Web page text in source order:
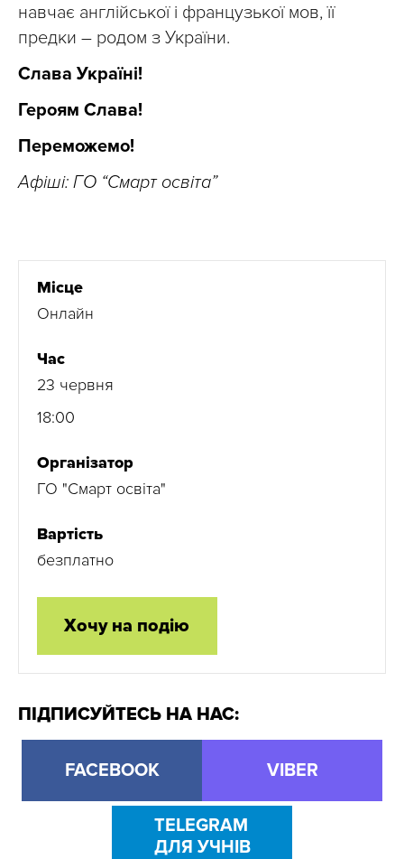
навчає англійської і французької мов, її
предки – родом з України.
Слава Україні!
Героям Слава!
Переможемо!
Афіші: ГО “Смарт освіта”
Місце
Онлайн
Час
23 червня
18:00
Організатор
ГО "Смарт освіта"
Вартість
безплатно
Хочу на подію
ПІДПИСУЙТЕСЬ НА НАС:
FACEBOOK VIBER
TELEGRAM
ДЛЯ УЧНІВ